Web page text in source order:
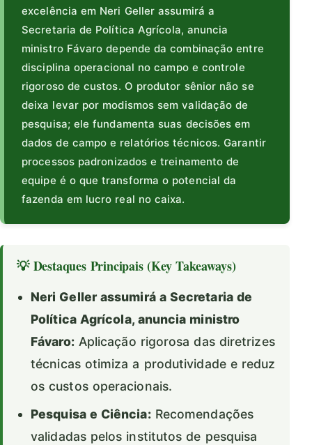
excelência em Neri Geller assumirá a
Secretaria de Política Agrícola, anuncia
ministro Fávaro depende da combinação entre
disciplina operacional no campo e controle
rigoroso de custos. O produtor sênior não se
deixa levar por modismos sem validação de
pesquisa; ele fundamenta suas decisões em
dados de campo e relatórios técnicos. Garantir
processos padronizados e treinamento de
equipe é o que transforma o potencial da
fazenda em lucro real no caixa.
💡 Destaques Principais (Key Takeaways)
Neri Geller assumirá a Secretaria de
Política Agrícola, anuncia ministro
Fávaro:Aplicação rigorosa das diretrizes
técnicas otimiza a produtividade e reduz
os custos operacionais.
Pesquisa e Ciência:Recomendações
validadas pelos institutos de pesquisa